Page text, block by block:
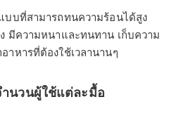
บบที่สามารถทนความร้อนได้สูง
มีความหนาและทนทาน เก็บความ
าหารที่ต้องใช้เวลานานๆ
นวนผู้ใช้แต่ละมื้อ